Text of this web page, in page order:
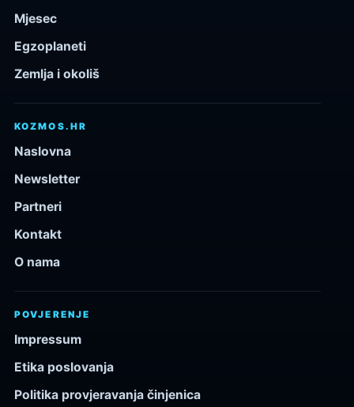
Mjesec
Egzoplaneti
Zemlja i okoliš
KOZMOS.HR
Naslovna
Newsletter
Partneri
Kontakt
O nama
POVJERENJE
Impressum
Etika poslovanja
Politika provjeravanja činjenica